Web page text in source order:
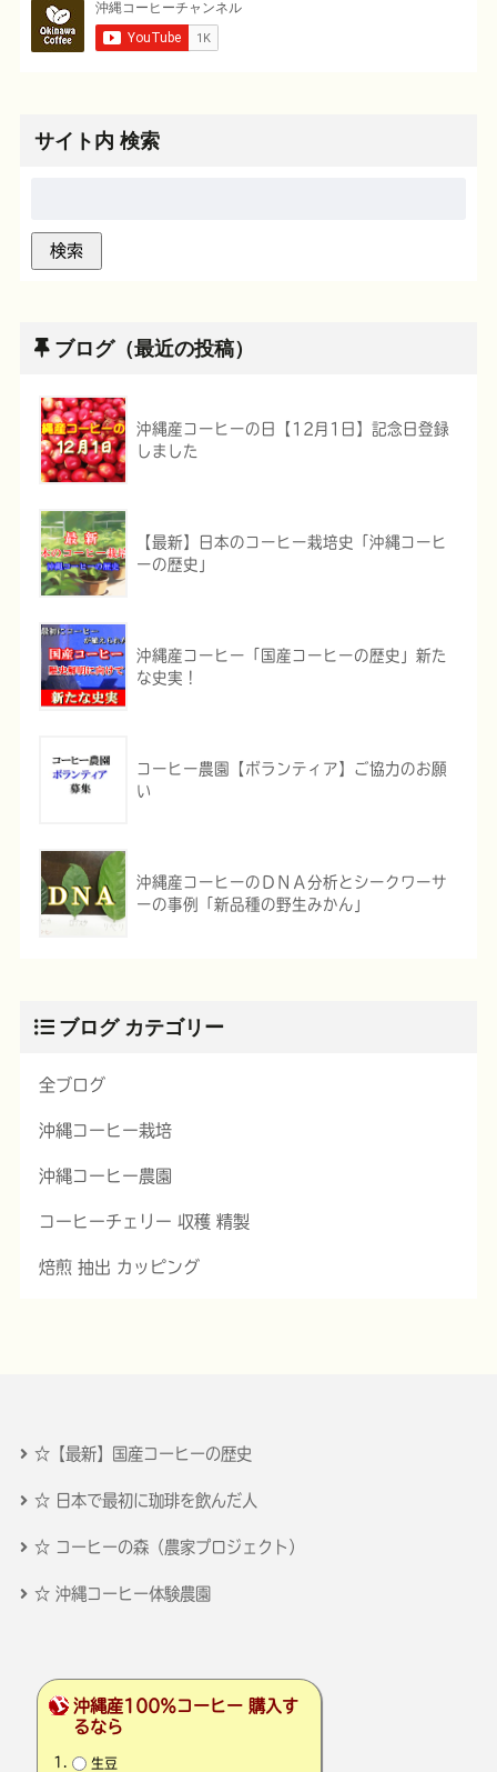
サイト内 検索
ブログ（最近の投稿）
沖縄産コーヒーの日【12月1日】記念日登録
しました
【最新】日本のコーヒー栽培史「沖縄コーヒ
ーの歴史」
沖縄産コーヒー「国産コーヒーの歴史」新た
な史実！
コーヒー農園【ボランティア】ご協力のお願
い
沖縄産コーヒーのＤＮＡ分析とシークワーサ
ーの事例「新品種の野生みかん」
ブログ カテゴリー
全ブログ
沖縄コーヒー栽培
沖縄コーヒー農園
コーヒーチェリー 収穫 精製
焙煎 抽出 カッピング
☆【最新】国産コーヒーの歴史
☆ 日本で最初に珈琲を飲んだ人
☆ コーヒーの森（農家プロジェクト）
☆ 沖縄コーヒー体験農園
沖縄産100％コーヒー 購入す
るなら
生豆